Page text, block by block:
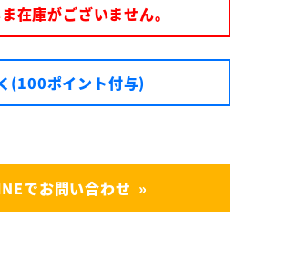
在庫がございません。
(100ポイント付与)
でお問い合わせ